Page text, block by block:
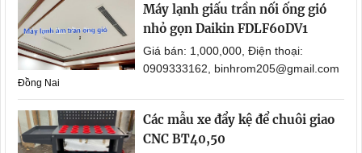
Máy lạnh giấu trần nối ống gió
nhỏ gọn Daikin FDLF60DV1
Giá bán: 1,000,000, Điện thoại:
0909333162, binhrom205@gmail.com
Đồng Nai
Các mẫu xe đẩy kệ để chuôi giao
CNC BT40,50